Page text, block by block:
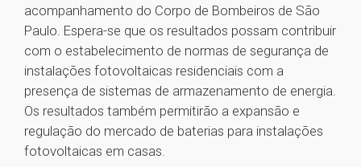
acompanhamento do Corpo de Bombeiros de São
Paulo. Espera-se que os resultados possam contribuir
com o estabelecimento de normas de segurança de
instalações fotovoltaicas residenciais com a
presença de sistemas de armazenamento de energia.
Os resultados também permitirão a expansão e
regulação do mercado de baterias para instalações
fotovoltaicas em casas.